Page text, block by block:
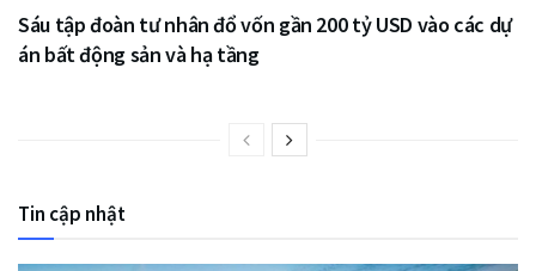
Sáu tập đoàn tư nhân đổ vốn gần 200 tỷ USD vào các dự
án bất động sản và hạ tầng
Tin cập nhật